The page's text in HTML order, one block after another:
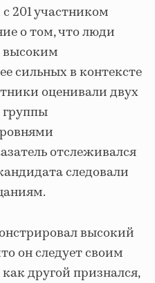
201 участником
о том, что люди
высоким
сильных в контексте
оценивали двух
группы
отслеживался
следовали
высокий
он следует своим
другой признался,